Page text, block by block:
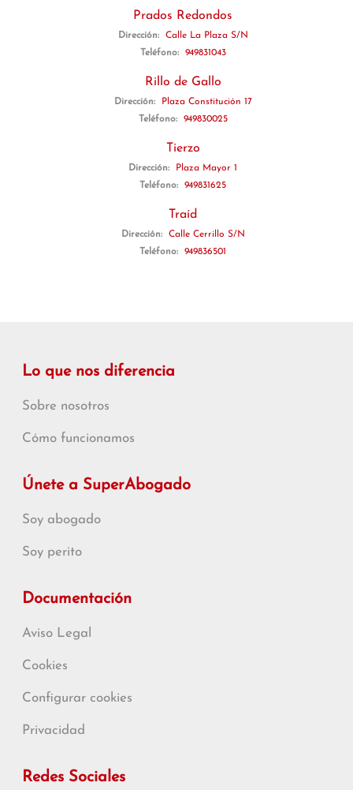
Prados Redondos
Dirección:
Calle La Plaza S/N
Teléfono:
949831043
Rillo de Gallo
Dirección:
Plaza Constitución 17
Teléfono:
949830025
Tierzo
Dirección:
Plaza Mayor 1
Teléfono:
949831625
Traíd
Dirección:
Calle Cerrillo S/N
Teléfono:
949836501
Lo que nos diferencia
Sobre nosotros
Cómo funcionamos
Únete a SuperAbogado
Soy abogado
Soy perito
Documentación
Aviso Legal
Cookies
Configurar cookies
Privacidad
Redes Sociales